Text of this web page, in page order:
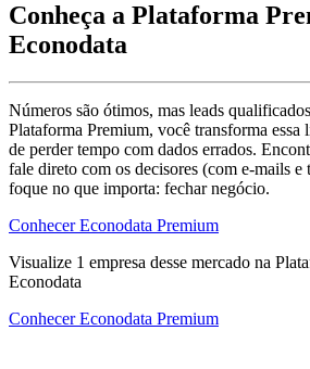
Conheça a Plataforma
Econodata
Números são ótimos, mas leads
Plataforma Premium, você transforma essa
de perder tempo com dados errados.
fale direto com os decisores (com e-mails e
foque no que importa: fechar negócio.
Conhecer Econodata Premium
Visualize 1 empresa desse mercado na
Econodata
Conhecer Econodata Premium